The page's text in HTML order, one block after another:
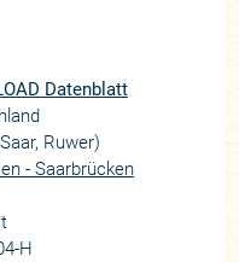
Datenblatt
Ruwer)
- Saarbrücken
H